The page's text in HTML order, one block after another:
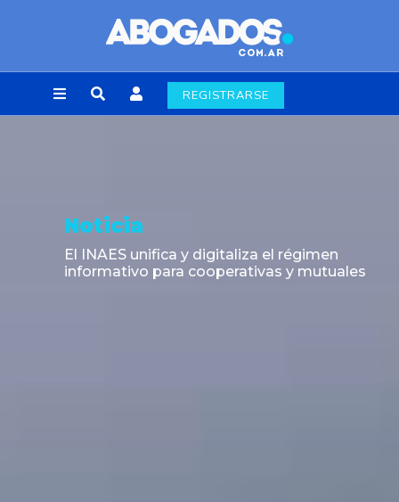
REGISTRARSE
Noticia
El INAES unifica y digitaliza el régimen
informativo para cooperativas y mutuales